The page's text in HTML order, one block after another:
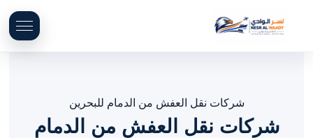
شركات نقل العفش من الدمام للبحرين
شركات نقل العفش من الدمام